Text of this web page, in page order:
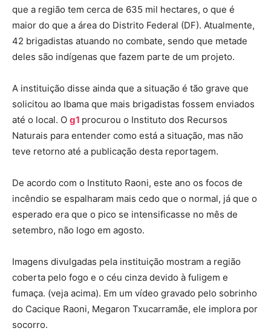
que a região tem cerca de 635 mil hectares, o que é
maior do que a área do Distrito Federal (DF). Atualmente,
42 brigadistas atuando no combate, sendo que metade
deles são indígenas que fazem parte de um projeto.
A instituição disse ainda que a situação é tão grave que
solicitou ao Ibama que mais brigadistas fossem enviados
até o local. O g1 procurou o Instituto dos Recursos
Naturais para entender como está a situação, mas não
teve retorno até a publicação desta reportagem.
De acordo com o Instituto Raoni, este ano os focos de
incêndio se espalharam mais cedo que o normal, já que o
esperado era que o pico se intensificasse no mês de
setembro, não logo em agosto.
Imagens divulgadas pela instituição mostram a região
coberta pelo fogo e o céu cinza devido à fuligem e
fumaça. (veja acima). Em um vídeo gravado pelo sobrinho
do Cacique Raoni, Megaron Txucarramãe, ele implora por
socorro.